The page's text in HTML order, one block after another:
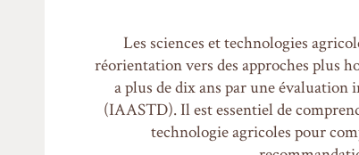
Les sciences et technologies
réorientation vers des approches plus
a plus de dix ans par une
(IAASTD). Il est essentiel de
technologie agricoles pour